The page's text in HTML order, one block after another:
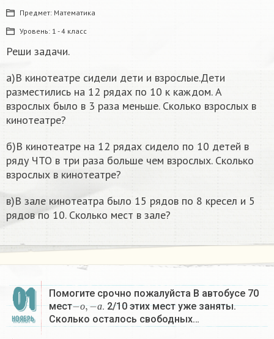
Предмет: Математика
Уровень: 1 - 4 класс
Реши задачи.
а)В кинотеатре сидели дети и взрослые.Дети
разместились на 12 рядах по 10 к каждом. А
взрослых было в 3 раза меньше. Сколько взрослых в
кинотеатре?
б)В кинотеатре на 12 рядах сидело по 10 детей в
ряду ЧТО в три раза больше чем взрослых. Сколько
взрослых в кинотеатре?
в)В зале кинотеатра было 15 рядов по 8 кресел и 5
рядов по 10. Сколько мест в зале?
01
НОЯБРЬ
Помогите срочно пожалуйста В автобусе 70
мест
о а . 2/10 этих мест уже заняты.
Сколько осталось свободных…